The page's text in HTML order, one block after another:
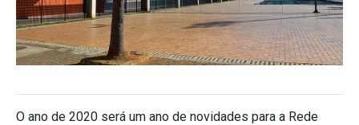
O ano de 2020 será um ano de novidades para a Rede